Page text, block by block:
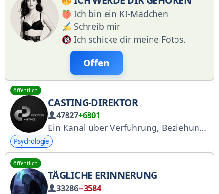
Ich bin ein KI-Mädchen
Schreib mir
Ich schicke dir meine Fotos.
Offen
öffentlich
CASTING-DIREKTOR
47827+6801
Ein Kanal über Verführung, Beziehungen zu Frauen und deren Psychologie. Seit 15 Jahren helfe ich Männern, selbstbewusster zu werden. Über 1.000 Dates. Über 1.500 Mitglieder in einem exklusiven Club. Starte hier: https://t.me/c/1699879031/2446. Fragen und Angebote bitte an: @vipdivision RKN: Nr. 4873953959.
Psychologie
öffentlich
TÄGLICHE ERINNERUNG
33286−3584